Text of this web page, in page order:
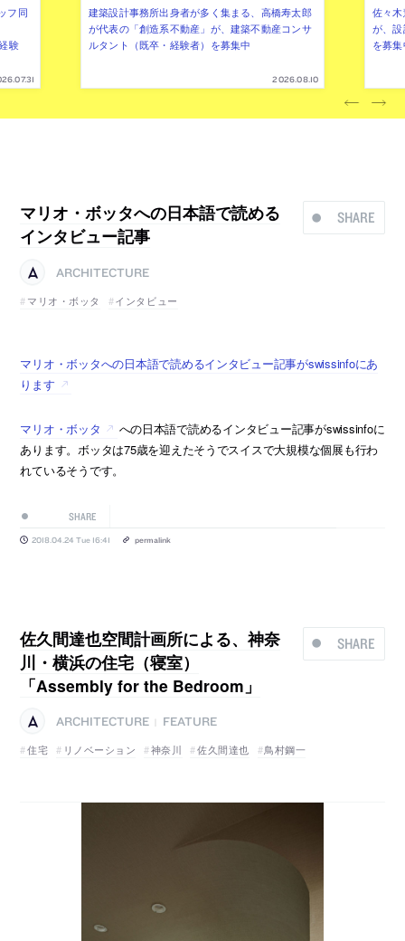
フ同
験
建築設計事務所出身者が多く集まる、高橋寿太郎
が代表の「創造系不動産」が、建築不動産コンサ
ルタント（既卒・経験者）を募集中
2026.08.10
佐々
が、
を募
SHARE
マリオ・ボッタへの日本語で読める
インタビュー記事
ARCHITECTURE
マリオ・ボッタ
インタビュー
マリオ・ボッタへの日本語で読めるインタビュー記事がswissinfoにあ
ります
マリオ・ボッタ
への日本語で読めるインタビュー記事がswissinfoに
あります。ボッタは75歳を迎えたそうでスイスで大規模な個展も行わ
れているそうです。
SHARE
2018.04.24 Tue 16:41 permalink
SHARE
佐久間達也空間計画所による、神奈
川・横浜の住宅（寝室）
「Assembly for the Bedroom」
ARCHITECTURE
FEATURE
住宅
リノベーション 神奈川 佐久間達也 鳥村鋼一